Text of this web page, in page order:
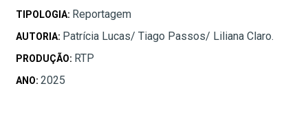
TIPOLOGIA: Reportagem
AUTORIA: Patrícia Lucas/ Tiago Passos/ Liliana Claro.
PRODUÇÃO: RTP
ANO: 2025